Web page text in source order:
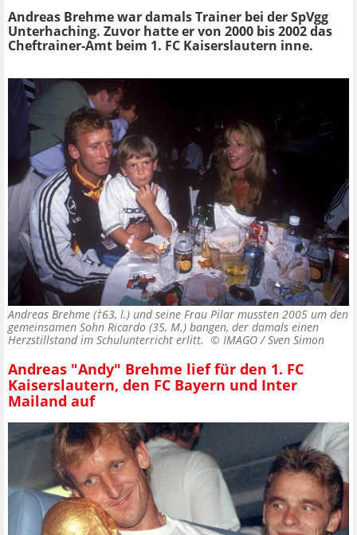
Andreas Brehme war damals Trainer bei der SpVgg
Unterhaching. Zuvor hatte er von 2000 bis 2002 das
Cheftrainer-Amt beim 1. FC Kaiserslautern inne.
Andreas Brehme (†63, l.) und seine Frau Pilar mussten 2005 um den
gemeinsamen Sohn Ricardo (35, M.) bangen, der damals einen
Herzstillstand im Schulunterricht erlitt. © IMAGO / Sven Simon
Andreas "Andy" Brehme lief für den 1. FC
Kaiserslautern, den FC Bayern und Inter
Mailand auf